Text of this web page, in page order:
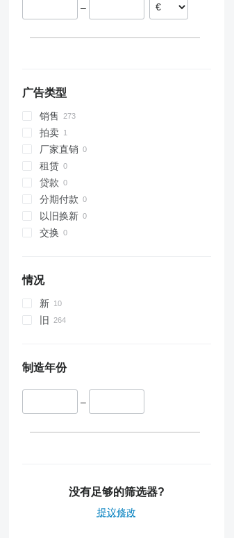
法国
–
广告类型
销售
拍卖
厂家直销
租赁
贷款
分期付款
以旧换新
交换
情况
新
旧
制造年份
–
没有足够的筛选器?
提议修改